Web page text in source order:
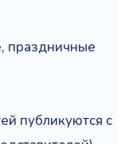
праздничные
публикуются с